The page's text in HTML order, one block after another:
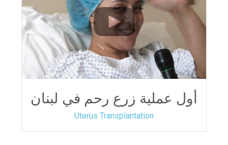
أول عملية زرع رحم في لبنان
Uterus Transplantation